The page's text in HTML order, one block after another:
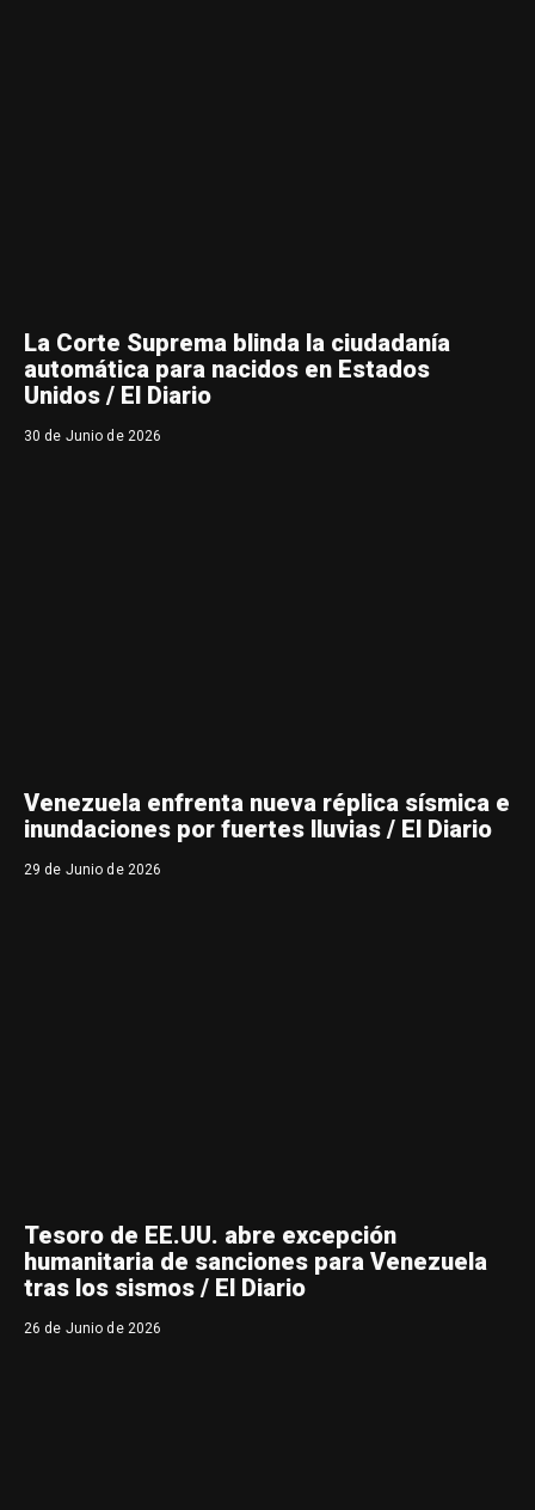
La Corte Suprema blinda la ciudadanía
automática para nacidos en Estados
Unidos / El Diario
30 de Junio de 2026
Venezuela enfrenta nueva réplica sísmica e
inundaciones por fuertes lluvias / El Diario
29 de Junio de 2026
Tesoro de EE.UU. abre excepción
humanitaria de sanciones para Venezuela
tras los sismos / El Diario
26 de Junio de 2026